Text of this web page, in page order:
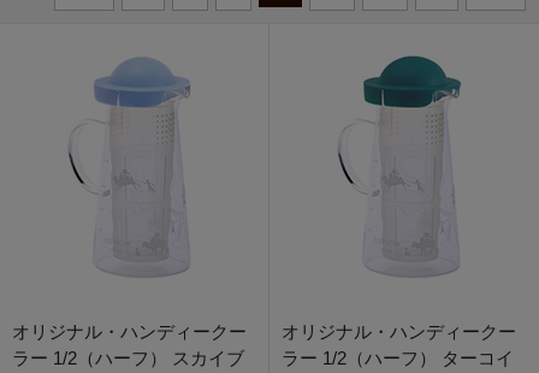
オリジナル・ハンディークー
ラー 1/2（ハーフ） スカイブ
オリジナル・ハンディークー
ラー 1/2（ハーフ） ターコイ